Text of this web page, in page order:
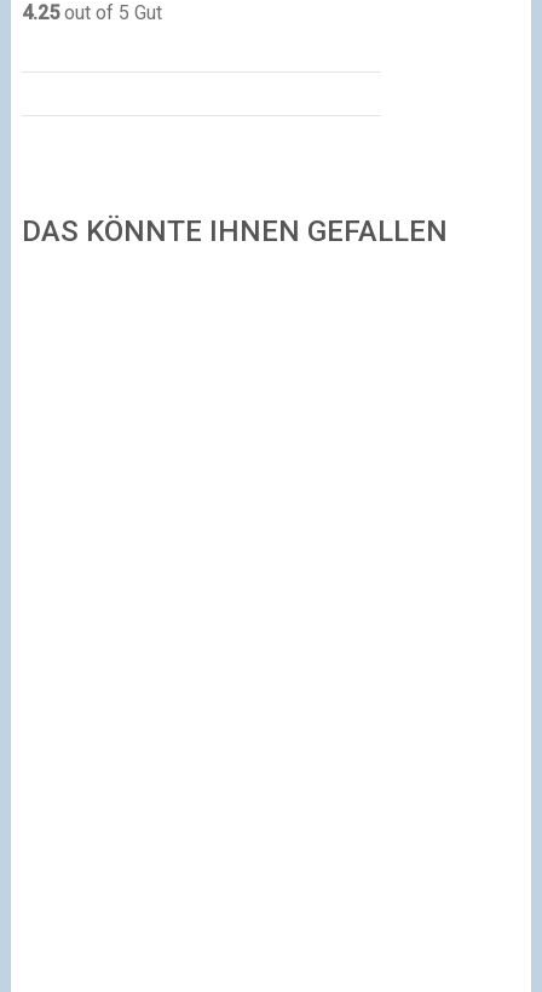
4.25out of 5 Gut
DAS KÖNNTE IHNEN GEFALLEN